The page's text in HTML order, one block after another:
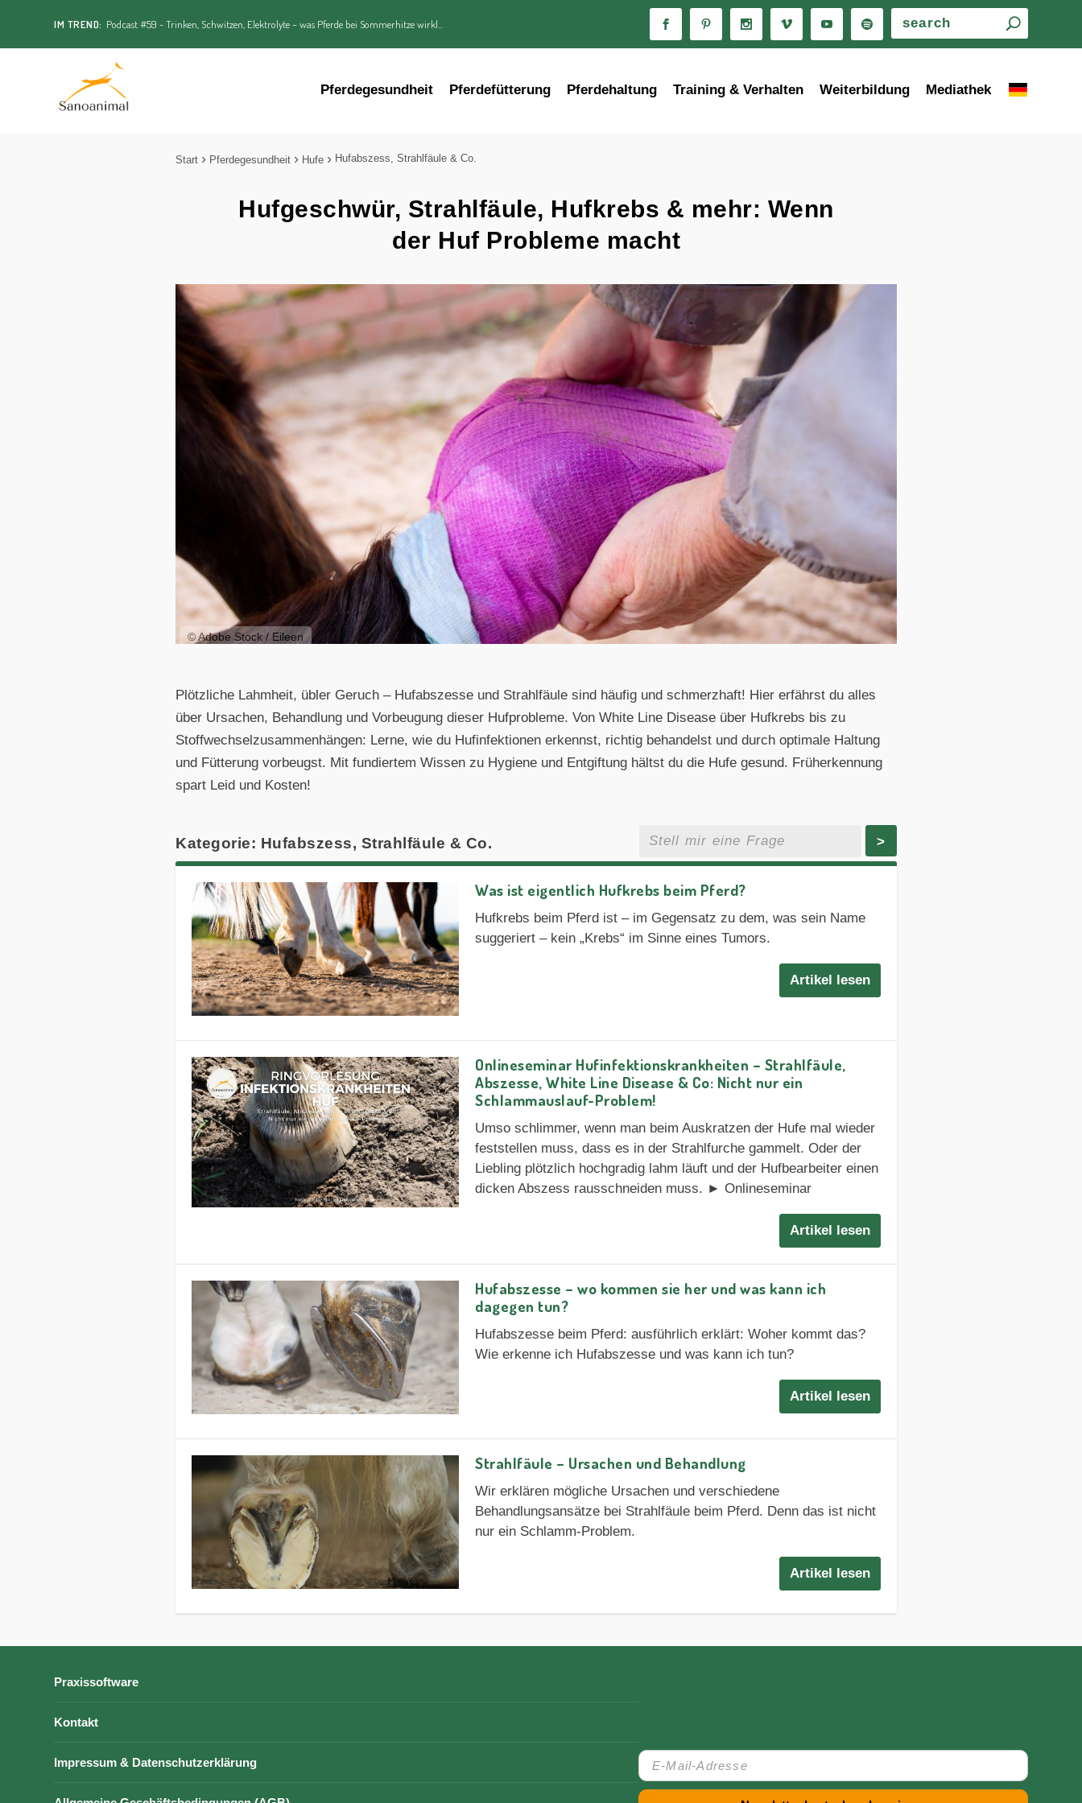
IM TREND: Podcast #59 - Trinken, Schwitzen, Elektrolyte – was Pferde bei Sommerhitze wirkl...
Pferdegesundheit Pferdefütterung Pferdehaltung Training & Verhalten Weiterbildung Mediathek
Start Pferdegesundheit Hufe Hufabszess, Strahlfäule & Co.
Hufgeschwür, Strahlfäule, Hufkrebs & mehr: Wenn
der Huf Probleme macht
© Adobe Stock / Eileen
Plötzliche Lahmheit, übler Geruch – Hufabszesse und Strahlfäule sind häufig und schmerzhaft! Hier erfährst du alles
über Ursachen, Behandlung und Vorbeugung dieser Hufprobleme. Von White Line Disease über Hufkrebs bis zu
Stoffwechselzusammenhängen: Lerne, wie du Hufinfektionen erkennst, richtig behandelst und durch optimale Haltung
und Fütterung vorbeugst. Mit fundiertem Wissen zu Hygiene und Entgiftung hältst du die Hufe gesund. Früherkennung
spart Leid und Kosten!
Kategorie: Hufabszess, Strahlfäule & Co. >
Was ist eigentlich Hufkrebs beim Pferd?
Hufkrebs beim Pferd ist – im Gegensatz zu dem, was sein Name
suggeriert – kein „Krebs“ im Sinne eines Tumors.
Artikel lesen
Onlineseminar Hufinfektionskrankheiten – Strahlfäule,
Abszesse, White Line Disease & Co: Nicht nur ein
Schlammauslauf-Problem!
Umso schlimmer, wenn man beim Auskratzen der Hufe mal wieder
feststellen muss, dass es in der Strahlfurche gammelt. Oder der
Liebling plötzlich hochgradig lahm läuft und der Hufbearbeiter einen
dicken Abszess rausschneiden muss. ► Onlineseminar
Artikel lesen
Hufabszesse – wo kommen sie her und was kann ich
dagegen tun?
Hufabszesse beim Pferd: ausführlich erklärt: Woher kommt das?
Wie erkenne ich Hufabszesse und was kann ich tun?
Artikel lesen
Strahlfäule – Ursachen und Behandlung
Wir erklären mögliche Ursachen und verschiedene
Behandlungsansätze bei Strahlfäule beim Pferd. Denn das ist nicht
nur ein Schlamm-Problem.
Artikel lesen
Praxissoftware
Kontakt
Impressum & Datenschutzerklärung